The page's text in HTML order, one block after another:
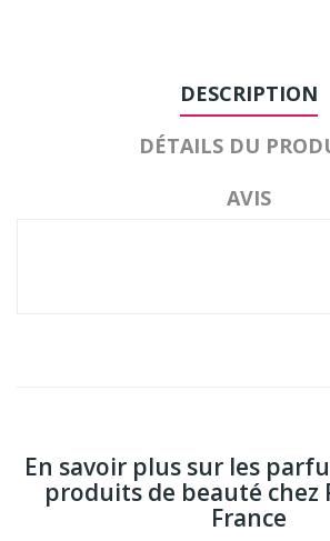
DESCRIPTION
DÉTAILS DU
AVIS
En savoir plus sur les
produits de beauté chez
France